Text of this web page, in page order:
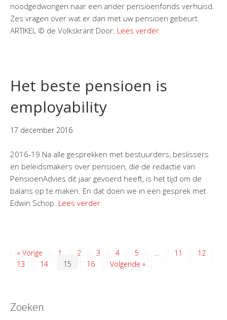
noodgedwongen naar een ander pensioenfonds verhuisd.
Zes vragen over wat er dan met uw pensioen gebeurt.
ARTIKEL © de Volkskrant Door: Lees verder
Het beste pensioen is
employability
17 december 2016
2016-19 Na alle gesprekken met bestuurders, beslissers
en beleidsmakers over pensioen, die de redactie van
PensioenAdvies dit jaar gevoerd heeft, is het tijd om de
balans op te maken. En dat doen we in een gesprek met
Edwin Schop. Lees verder
« Vorige 1 2 3 4 5 … 11
12
13
14 15 16 Volgende »
Zoeken